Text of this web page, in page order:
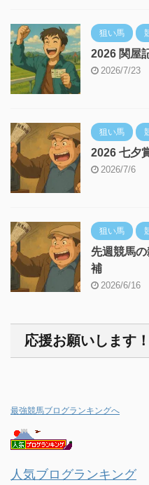
狙い馬
2026 関屋
2026/7/23
狙い馬
2026 七夕
2026/7/6
狙い馬
先週競馬
補
2026/6/16
応援お願いします！
最強競馬ブログランキングへ
人気ブログランキング